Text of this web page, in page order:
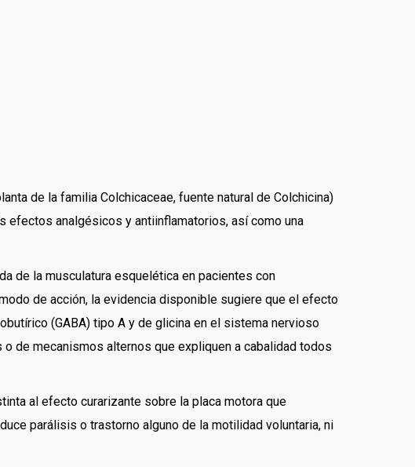
de la familia Colchicaceae, fuente natural de Colchicina)
efectos analgésicos y antiinflamatorios, así como una
de la musculatura esquelética en pacientes con
de acción, la evidencia disponible sugiere que el efecto
(GABA) tipo A y de glicina en el sistema nervioso
de mecanismos alternos que expliquen a cabalidad todos
al efecto curarizante sobre la placa motora que
parálisis o trastorno alguno de la motilidad voluntaria, ni